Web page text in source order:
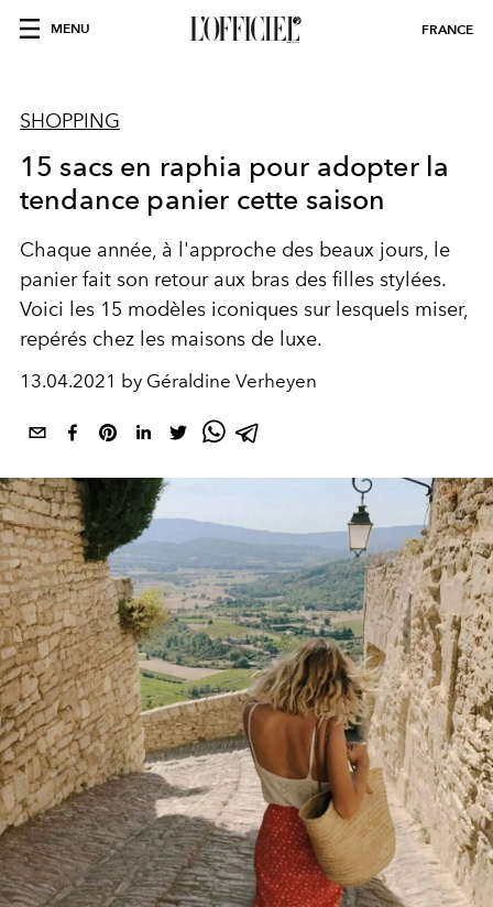
MENU FRANCE
SHOPPING
15 sacs en raphia pour adopter la
tendance panier cette saison
Chaque année, à l'approche des beaux jours, le
panier fait son retour aux bras des filles stylées.
Voici les 15 modèles iconiques sur lesquels miser,
repérés chez les maisons de luxe.
13.04.2021 by Géraldine Verheyen